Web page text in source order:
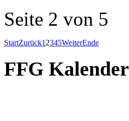
Seite 2 von 5
StartZurück1 2345WeiterEnde
FFG Kalender